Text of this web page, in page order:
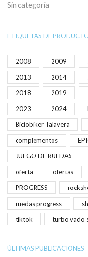
Sin categoría
ETIQUETAS DE PRODUCTO
2008 2009
2013 2014
2018 2019
2023 2024
Biciobiker Talavera
complementos
JUEGO DE RUEDAS
oferta ofertas
PROGRESS
ruedas progress
tiktok turbo vado
ÚLTIMAS PUBLICACIONES